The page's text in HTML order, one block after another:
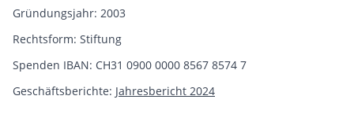
Gründungsjahr: 2003
Rechtsform: Stiftung
Spenden IBAN: CH31 0900 0000 8567 8574 7
Geschäftsberichte: Jahresbericht 2024